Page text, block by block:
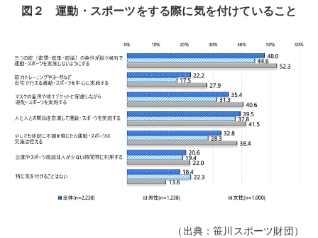
図２ 運動・スポーツをする際に気を付けていること
（出典：笹川スポーツ財団）